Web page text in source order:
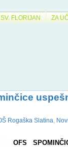
FLORIJAN ZA
OŠ Rogaška Slatina,
OFS